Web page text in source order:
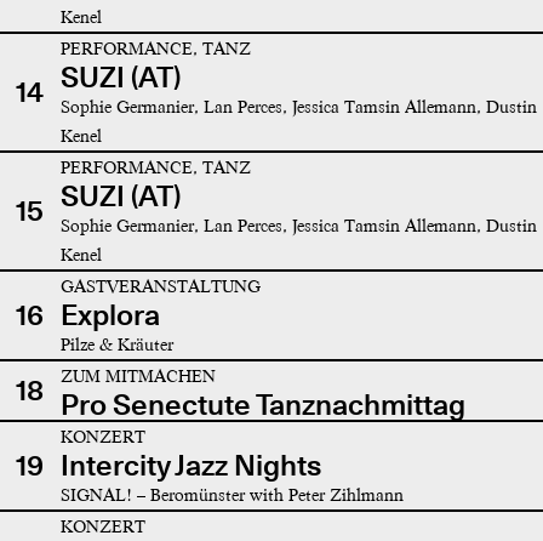
Kenel
14
PERFORMANCE, TANZ
SUZI (AT)
Sophie Germanier, Lan Perces, Jessica Tamsin Allemann, Dustin
Kenel
15
PERFORMANCE, TANZ
SUZI (AT)
Sophie Germanier, Lan Perces, Jessica Tamsin Allemann, Dustin
Kenel
16
GASTVERANSTALTUNG
Explora
Pilze & Kräuter
18 ZUM MITMACHEN
Pro Senectute Tanznachmittag
19
KONZERT
Intercity Jazz Nights
SIGNAL! – Beromünster with Peter Zihlmann
KONZERT